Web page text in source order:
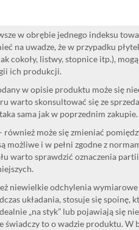
w obrębie jednego indeksu
na uwadze, że w przypadku
cokoły, listwy, stopnice itp.),
ich produkcji.
w opisie produktu może się
warto skonsultować się ze
sama jak w poprzednim zakupie.
również może się zmieniać
możliwe i w pełni zgodne z
warto sprawdzić oznaczenia
niewielkie odchylenia
układania, stosuje się spoinę,
„na styk” lub pojawiają się
świadczy to o wadzie produktu. W